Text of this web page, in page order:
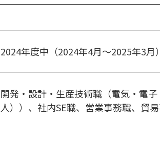
2024年度中（2024年4月～2025年3
開発・設計・生産技術職（電気・電
人））、社内SE職、営業事務職、貿